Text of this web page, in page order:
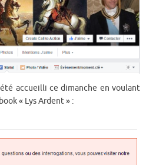
été accueilli ce dimanche en voulant
« Lys Ardent » :